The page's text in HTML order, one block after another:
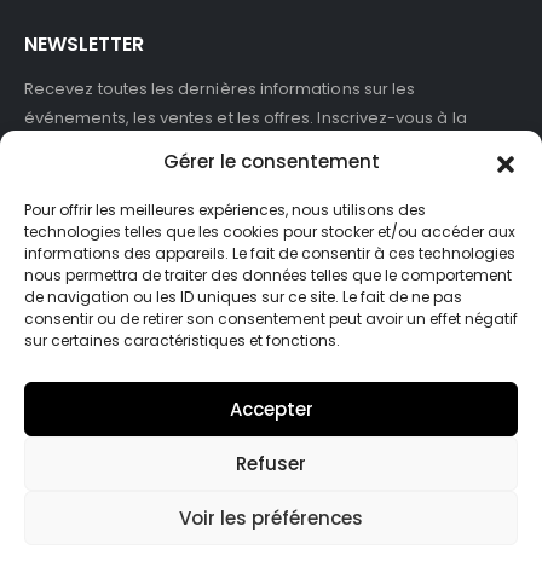
Gérer le consentement
Pour offrir les meilleures expériences, nous utilisons des
technologies telles que les cookies pour stocker et/ou accéder aux
informations des appareils. Le fait de consentir à ces technologies
nous permettra de traiter des données telles que le comportement
de navigation ou les ID uniques sur ce site. Le fait de ne pas
consentir ou de retirer son consentement peut avoir un effet négatif
sur certaines caractéristiques et fonctions.
Accepter
Refuser
Voir les préférences
NEWSLETTER
Recevez toutes les dernières informations sur les
événements, les ventes et les offres. Inscrivez-vous à la
J'accepte de recevoir des newsletters et des informations
marketing de ASB France.